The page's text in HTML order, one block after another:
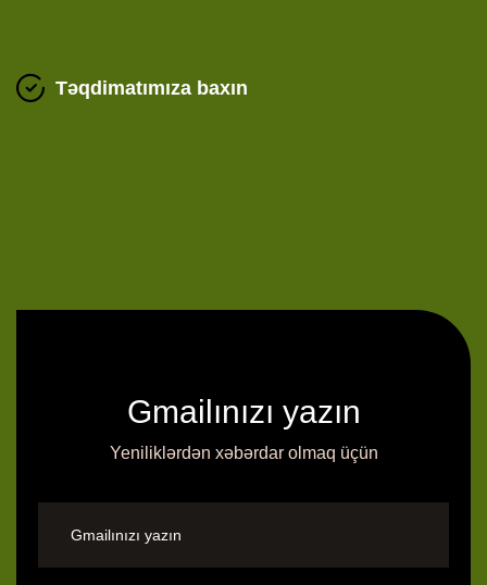
Təqdimatımıza baxın
Gmailınızı yazın
Yeniliklərdən xəbərdar olmaq üçün